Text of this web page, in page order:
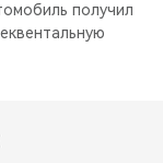
получил